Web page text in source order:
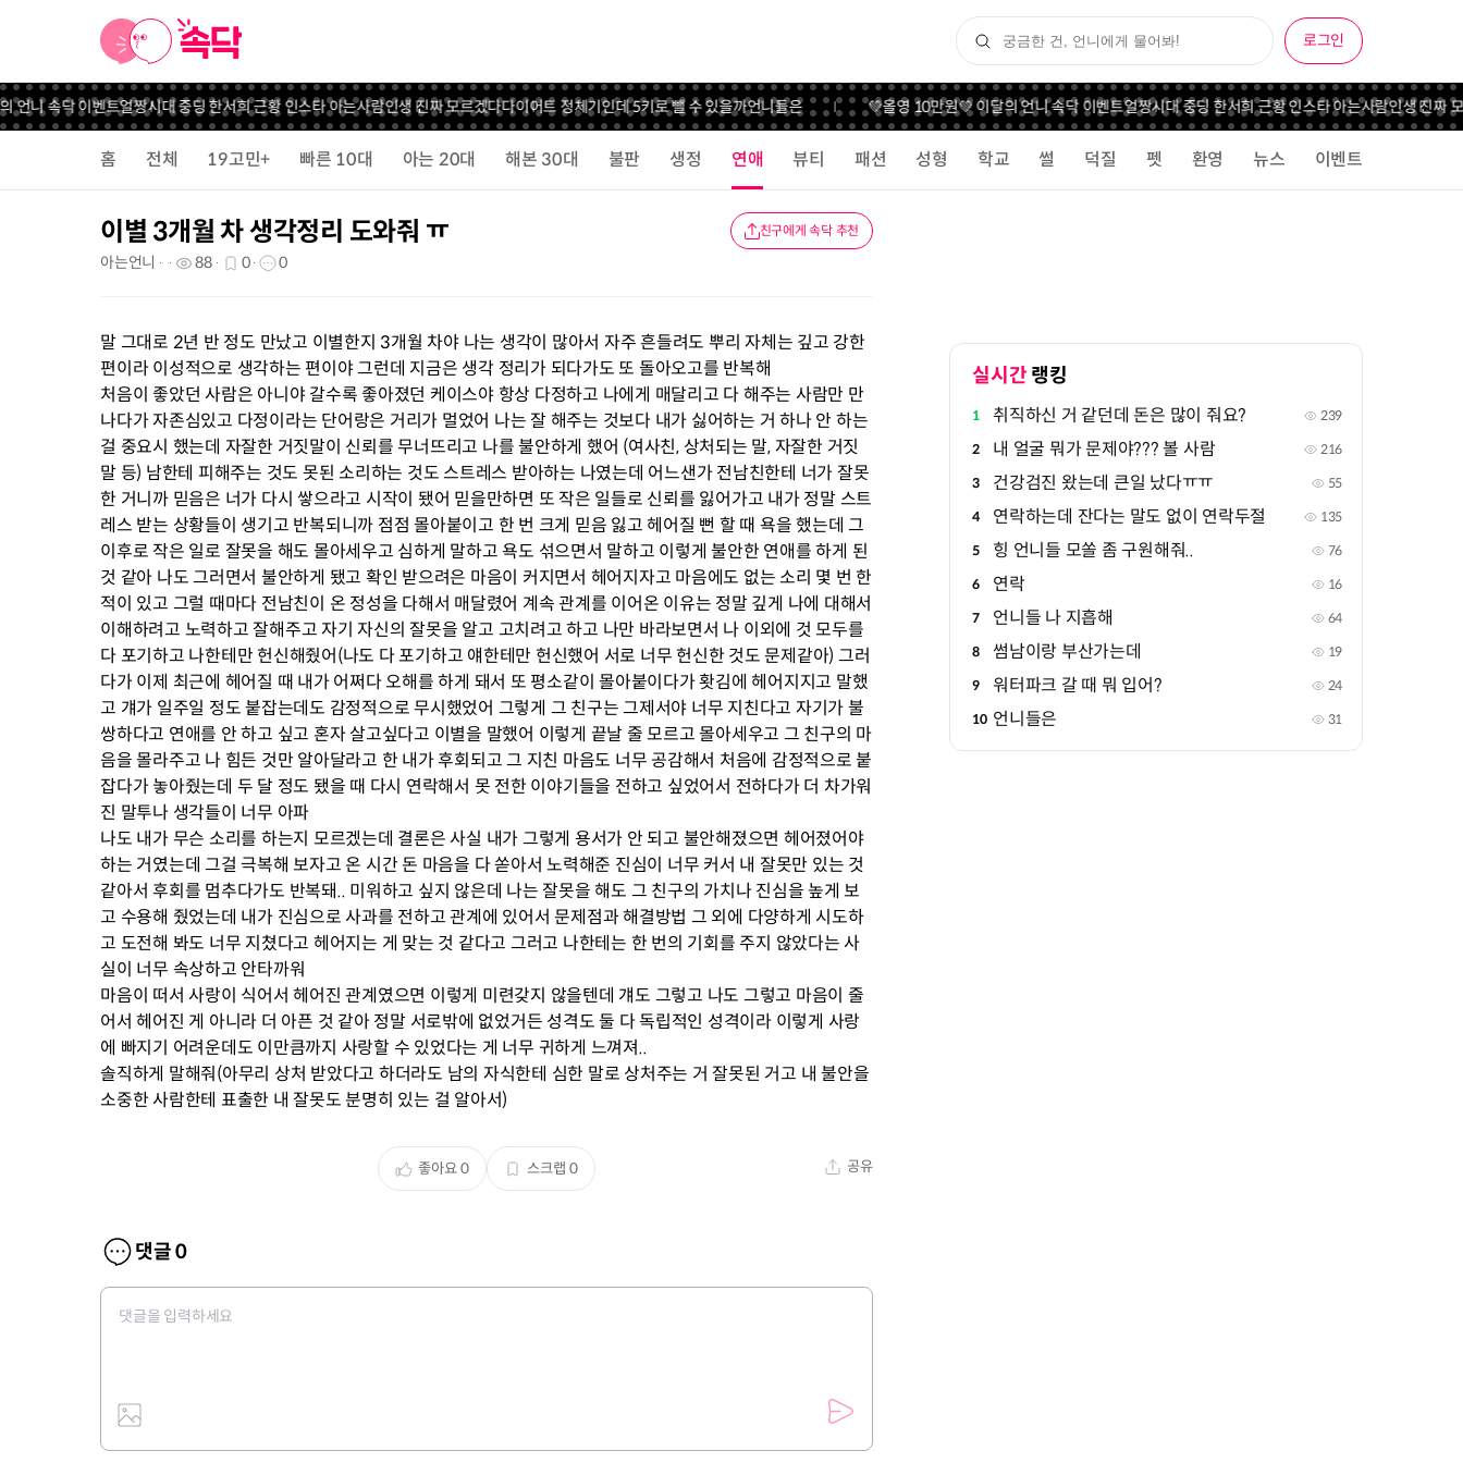
로그인
니 속닥 이벤트얼짱시대 중딩 한서희 근황 인스타 아는사람인생 진짜 모르겠다다이어트 정체기인데 5키로 뺄 수 있을까언니들은 💚올영 10만원💚 이달의 언니 속닥 이벤트얼짱시대 중딩 한서희 근황 인스타 아는사람인생 진짜 모
홈 전체 19고민+ 빠른 10대 아는 20대 해본 30대 불판 생정 연애 뷰티 패션 성형 학교 썰 덕질 펫 환영 뉴스 이벤트
이별 3개월 차 생각정리 도와줘 ㅠ 친구에게 속닥 추천
아는언니 88 0 0
말 그대로 2년 반 정도 만났고 이별한지 3개월 차야 나는 생각이 많아서 자주 흔들려도 뿌리 자체는 깊고 강한
편이라 이성적으로 생각하는 편이야 그런데 지금은 생각 정리가 되다가도 또 돌아오고를 반복해
처음이 좋았던 사람은 아니야 갈수록 좋아졌던 케이스야 항상 다정하고 나에게 매달리고 다 해주는 사람만 만
나다가 자존심있고 다정이라는 단어랑은 거리가 멀었어 나는 잘 해주는 것보다 내가 싫어하는 거 하나 안 하는
걸 중요시 했는데 자잘한 거짓말이 신뢰를 무너뜨리고 나를 불안하게 했어 (여사친, 상처되는 말, 자잘한 거짓
말 등) 남한테 피해주는 것도 못된 소리하는 것도 스트레스 받아하는 나였는데 어느샌가 전남친한테 너가 잘못
한 거니까 믿음은 너가 다시 쌓으라고 시작이 됐어 믿을만하면 또 작은 일들로 신뢰를 잃어가고 내가 정말 스트
레스 받는 상황들이 생기고 반복되니까 점점 몰아붙이고 한 번 크게 믿음 잃고 헤어질 뻔 할 때 욕을 했는데 그
이후로 작은 일로 잘못을 해도 몰아세우고 심하게 말하고 욕도 섞으면서 말하고 이렇게 불안한 연애를 하게 된
것 같아 나도 그러면서 불안하게 됐고 확인 받으려은 마음이 커지면서 헤어지자고 마음에도 없는 소리 몇 번 한
적이 있고 그럴 때마다 전남친이 온 정성을 다해서 매달렸어 계속 관계를 이어온 이유는 정말 깊게 나에 대해서
이해하려고 노력하고 잘해주고 자기 자신의 잘못을 알고 고치려고 하고 나만 바라보면서 나 이외에 것 모두를
다 포기하고 나한테만 헌신해줬어(나도 다 포기하고 얘한테만 헌신했어 서로 너무 헌신한 것도 문제같아) 그러
다가 이제 최근에 헤어질 때 내가 어쩌다 오해를 하게 돼서 또 평소같이 몰아붙이다가 홧김에 헤어지지고 말했
고 걔가 일주일 정도 붙잡는데도 감정적으로 무시했었어 그렇게 그 친구는 그제서야 너무 지친다고 자기가 불
쌍하다고 연애를 안 하고 싶고 혼자 살고싶다고 이별을 말했어 이렇게 끝날 줄 모르고 몰아세우고 그 친구의 마
음을 몰라주고 나 힘든 것만 알아달라고 한 내가 후회되고 그 지친 마음도 너무 공감해서 처음에 감정적으로 붙
잡다가 놓아줬는데 두 달 정도 됐을 때 다시 연락해서 못 전한 이야기들을 전하고 싶었어서 전하다가 더 차가워
진 말투나 생각들이 너무 아파
나도 내가 무슨 소리를 하는지 모르겠는데 결론은 사실 내가 그렇게 용서가 안 되고 불안해졌으면 헤어졌어야
하는 거였는데 그걸 극복해 보자고 온 시간 돈 마음을 다 쏟아서 노력해준 진심이 너무 커서 내 잘못만 있는 것
같아서 후회를 멈추다가도 반복돼.. 미워하고 싶지 않은데 나는 잘못을 해도 그 친구의 가치나 진심을 높게 보
고 수용해 줬었는데 내가 진심으로 사과를 전하고 관계에 있어서 문제점과 해결방법 그 외에 다양하게 시도하
고 도전해 봐도 너무 지쳤다고 헤어지는 게 맞는 것 같다고 그러고 나한테는 한 번의 기회를 주지 않았다는 사
실이 너무 속상하고 안타까워
마음이 떠서 사랑이 식어서 헤어진 관계였으면 이렇게 미련갖지 않을텐데 걔도 그렇고 나도 그렇고 마음이 줄
어서 헤어진 게 아니라 더 아픈 것 같아 정말 서로밖에 없었거든 성격도 둘 다 독립적인 성격이라 이렇게 사랑
에 빠지기 어려운데도 이만큼까지 사랑할 수 있었다는 게 너무 귀하게 느껴져..
솔직하게 말해줘(아무리 상처 받았다고 하더라도 남의 자식한테 심한 말로 상처주는 거 잘못된 거고 내 불안을
소중한 사람한테 표출한 내 잘못도 분명히 있는 걸 알아서)
좋아요0 스크랩 0 공유
댓글0
실시간 랭킹
1 취직하신 거 같던데 돈은 많이 줘요? 239
2 내 얼굴 뭐가 문제야??? 볼 사람 216
3 건강검진 왔는데 큰일 났다ㅠㅠ 55
4 연락하는데 잔다는 말도 없이 연락두절 135
5 힝 언니들 모쏠 좀 구원해줘.. 76
6 연락 16
7 언니들 나 지흡해 64
8 썸남이랑 부산가는데 19
9 워터파크 갈 때 뭐 입어? 24
10 언니들은 31